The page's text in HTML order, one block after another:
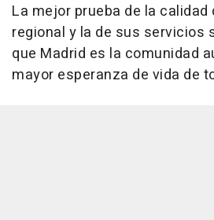
La mejor prueba de la calidad
regional y la de sus servicios
que Madrid es la comunidad
mayor esperanza de vida de